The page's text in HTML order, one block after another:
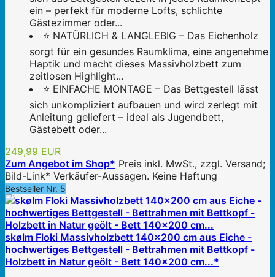
ein – perfekt für moderne Lofts, schlichte
Gästezimmer oder...
⭐ NATÜRLICH & LANGLEBIG – Das Eichenholz
sorgt für ein gesundes Raumklima, eine angenehme
Haptik und macht dieses Massivholzbett zum
zeitlosen Highlight...
⭐ EINFACHE MONTAGE – Das Bettgestell lässt
sich unkompliziert aufbauen und wird zerlegt mit
Anleitung geliefert – ideal als Jugendbett,
Gästebett oder...
249,99 EUR
Zum Angebot im Shop* Preis inkl. MwSt., zzgl. Versand;
Bild-Link* Verkäufer-Aussagen. Keine Haftung
Bestseller Nr. 5
skølm Floki Massivholzbett 140x200 cm aus Eiche -
hochwertiges Bettgestell - Bettrahmen mit Bettkopf -
Holzbett in Natur geölt - Bett 140x200 cm...*